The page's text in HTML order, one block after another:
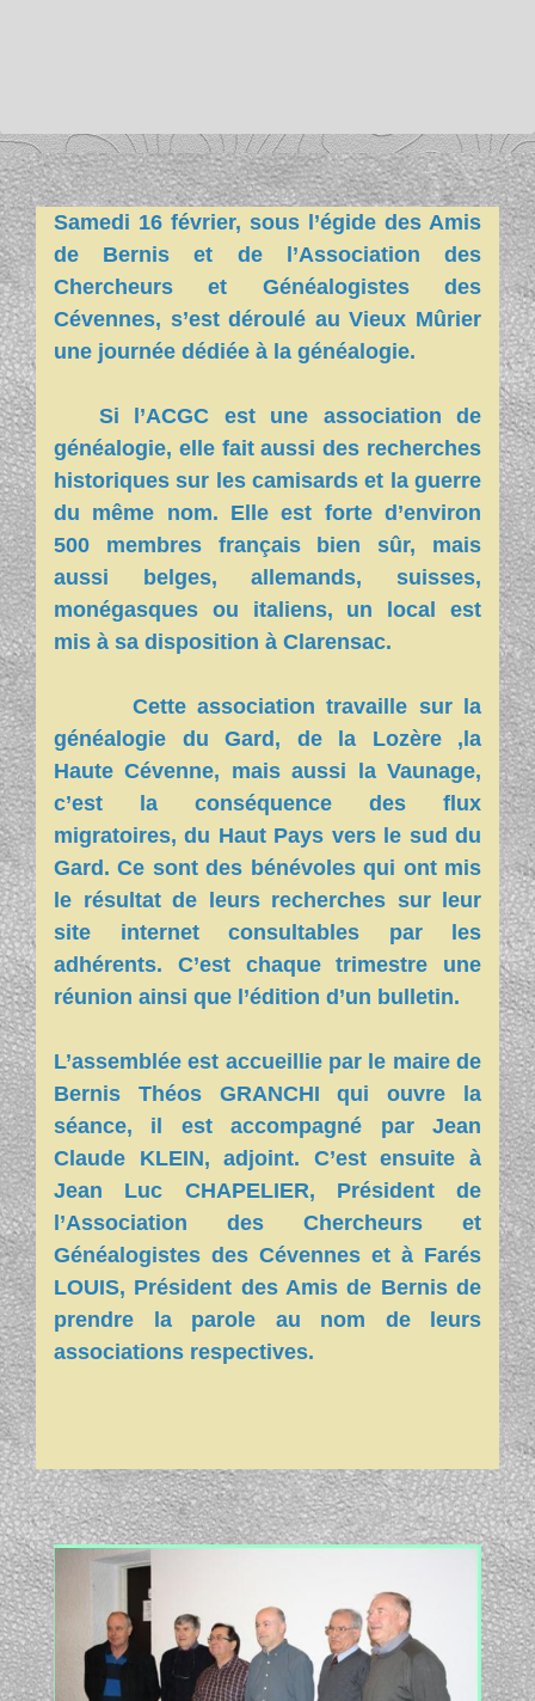
Samedi 16 février, sous l’égide des Amis
de Bernis et de l’Association des
Chercheurs et Généalogistes des
Cévennes, s’est déroulé au Vieux Mûrier
une journée dédiée à la généalogie.
Si l’ACGC est une association de
généalogie, elle fait aussi des recherches
historiques sur les camisards et la guerre
du même nom. Elle est forte d’environ
500 membres français bien sûr, mais
aussi belges, allemands, suisses,
monégasques ou italiens, un local est
mis à sa disposition à Clarensac.
Cette association travaille sur la
généalogie du Gard, de la Lozère ,la
Haute Cévenne, mais aussi la Vaunage,
c’est la conséquence des flux
migratoires, du Haut Pays vers le sud du
Gard. Ce sont des bénévoles qui ont mis
le résultat de leurs recherches sur leur
site internet consultables par les
adhérents. C’est chaque trimestre une
réunion ainsi que l’édition d’un bulletin.
L’assemblée est accueillie par le maire de
Bernis Théos GRANCHI qui ouvre la
séance, il est accompagné par Jean
Claude KLEIN, adjoint. C’est ensuite à
Jean Luc CHAPELIER, Président de
l’Association des Chercheurs et
Généalogistes des Cévennes et à Farés
LOUIS, Président des Amis de Bernis de
prendre la parole au nom de leurs
associations respectives.